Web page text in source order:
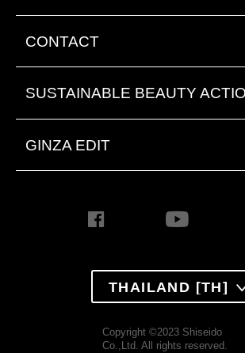
CONTACT
SUSTAINABLE BEAUTY
GINZA EDIT
THAILAND [TH]
Copyright ©2023 Shiseido
Co.,Ltd. All rights reserved.